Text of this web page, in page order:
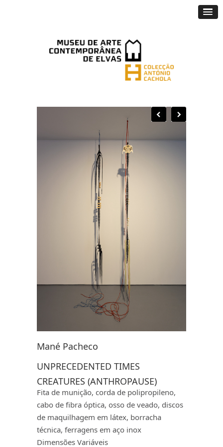
Mané Pacheco
UNPRECEDENTED TIMES
CREATURES (ANTHROPAUSE)
Fita de munição, corda de polipropileno,
cabo de fibra óptica, osso de veado, discos
de maquilhagem em látex, borracha
técnica, ferragens em aço inox
Dimensões Variáveis